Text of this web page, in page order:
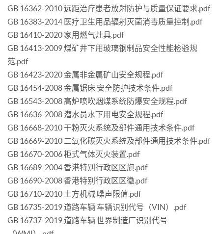
GB 16362-2010 远距治疗患者放射防护与质量保证要求.pdf
GB 16383-2014 医疗卫生用品辐射灭菌消毒质量控制.pdf
GB 16410-2020 家用燃气灶具.pdf
GB 16413-2009 煤矿井下用玻璃钢制品安全性能检验规
范.pdf
GB 16423-2020 金属非金属矿山安全规程.pdf
GB 16454-2008 金属锯床 安全防护技术条件.pdf
GB 16543-2008 高炉喷吹烟煤系统防爆安全规程.pdf
GB 16636-2008 潜水员水下用电安全规程.pdf
GB 16668-2010 干粉灭火系统及部件通用技术条件.pdf
GB 16669-2010 二氧化碳灭火系统及部件通用技术条件.pdf
GB 16670-2006 柜式气体灭火装置.pdf
GB 16689-2004 香港特别行政区区旗.pdf
GB 16690-2008 香港特别行政区区徽.pdf
GB 16710-2010 土方机械 噪声限值.pdf
GB 16735-2019 道路车辆 车辆识别代号（VIN）.pdf
GB 16737-2019 道路车辆 世界制造厂识别代号